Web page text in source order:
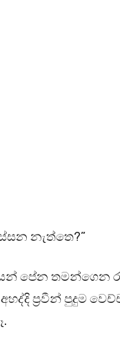
නැත්තෙ?”
පේන තමන්ගෙන
ප්‍රවීන් පුදුම